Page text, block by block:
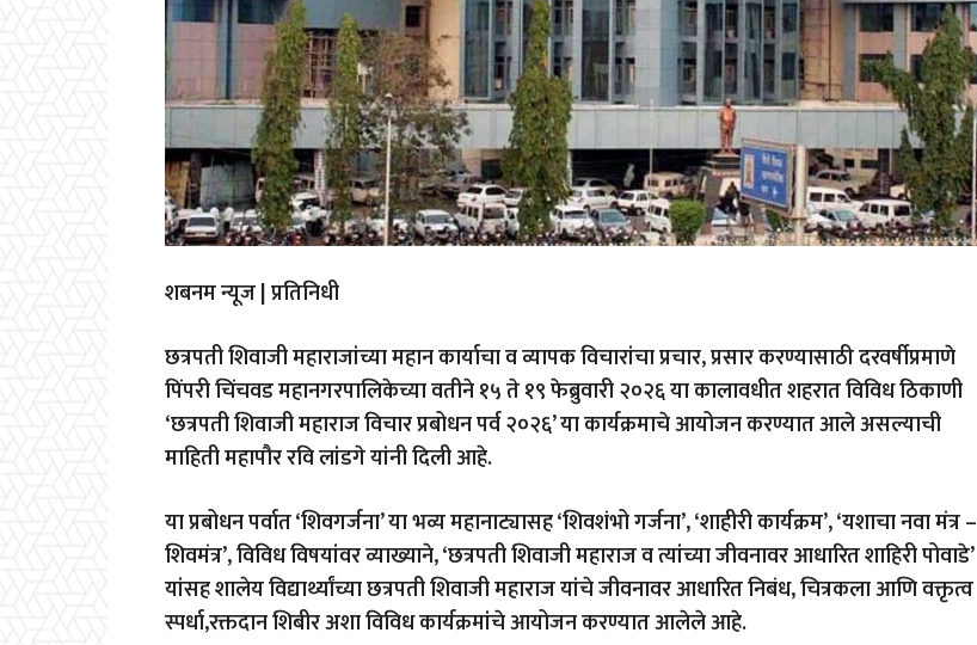
शबनम न्यूज | प्रतिनिधी
छत्रपती शिवाजी महाराजांच्या महान कार्याचा व व्यापक विचारांचा प्रचार, प्रसार करण्यासाठी दरवर्षीप्रमाणे
पिंपरी चिंचवड महानगरपालिकेच्या वतीने १५ ते १९ फेब्रुवारी २०२६ या कालावधीत शहरात विविध ठिकाणी
‘छत्रपती शिवाजी महाराज विचार प्रबोधन पर्व २०२६’ या कार्यक्रमाचे आयोजन करण्यात आले असल्याची
माहिती महापौर रवि लांडगे यांनी दिली आहे.
या प्रबोधन पर्वात ‘शिवगर्जना’ या भव्य महानाट्यासह ‘शिवशंभो गर्जना’, ‘शाहीरी कार्यक्रम’, ‘यशाचा नवा मंत्र –
शिवमंत्र’, विविध विषयांवर व्याख्याने, ‘छत्रपती शिवाजी महाराज व त्यांच्या जीवनावर आधारित शाहिरी पोवाडे’
यांसह शालेय विद्यार्थ्यांच्या छत्रपती शिवाजी महाराज यांचे जीवनावर आधारित निबंध, चित्रकला आणि वक्तृत्व
स्पर्धा,रक्तदान शिबीर अशा विविध कार्यक्रमांचे आयोजन करण्यात आलेले आहे.